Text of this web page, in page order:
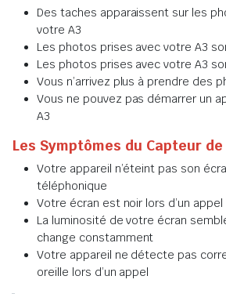
Des taches apparaissent sur les
votre A3
Les photos prises avec votre A3
Les photos prises avec votre A3
Vous n’arrivez plus à prendre des
Vous ne pouvez pas démarrer un
A3
Les Symptômes du Capteur
Votre appareil n’éteint pas son
téléphonique
Votre écran est noir lors d’un
La luminosité de votre écran
change constamment
Votre appareil ne détecte pas
oreille lors d’un appel